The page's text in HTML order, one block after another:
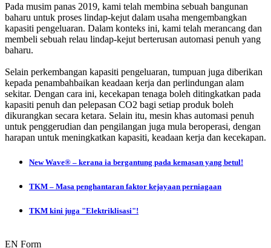
Pada musim panas 2019, kami telah membina sebuah bangunan
baharu untuk proses lindap-kejut dalam usaha mengembangkan
kapasiti pengeluaran. Dalam konteks ini, kami telah merancang dan
membeli sebuah relau lindap-kejut berterusan automasi penuh yang
baharu.
Selain perkembangan kapasiti pengeluaran, tumpuan juga diberikan
kepada penambahbaikan keadaan kerja dan perlindungan alam
sekitar. Dengan cara ini, kecekapan tenaga boleh ditingkatkan pada
kapasiti penuh dan pelepasan CO2 bagi setiap produk boleh
dikurangkan secara ketara. Selain itu, mesin khas automasi penuh
untuk penggerudian dan pengilangan juga mula beroperasi, dengan
harapan untuk meningkatkan kapasiti, keadaan kerja dan kecekapan.
New Wave® – kerana ia bergantung pada kemasan yang betul!
TKM – Masa penghantaran faktor kejayaan perniagaan
TKM kini juga "Elektriklisasi"!
EN Form